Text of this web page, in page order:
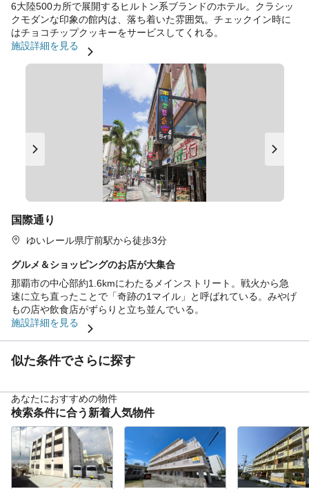
6大陸500カ所で展開するヒルトン系ブランドのホテル。クラシッ
クモダンな印象の館内は、落ち着いた雰囲気。チェックイン時に
はチョコチップクッキーをサービスしてくれる。
施設詳細を見る
国際通り
ゆいレール県庁前駅から徒歩3分
グルメ＆ショッピングのお店が大集合
那覇市の中心部約1.6kmにわたるメインストリート。戦火から急
速に立ち直ったことで「奇跡の1マイル」と呼ばれている。みやげ
もの店や飲食店がずらりと立ち並んでいる。
施設詳細を見る
似た条件でさらに探す
あなたにおすすめの物件
検索条件に合う新着人気物件